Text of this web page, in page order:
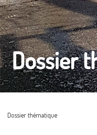
Dossier
Dossier thématique